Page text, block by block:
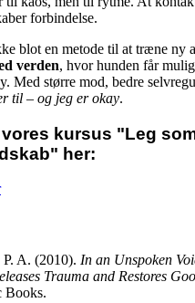
forbindelse.
blot en metode til at træne ny
verden, hvor hunden får
Med større mod, bedre
til – og jeg er okay.
kursus "Leg
her:
A. (2010). In an Unspoken
Trauma and Restores
Books.